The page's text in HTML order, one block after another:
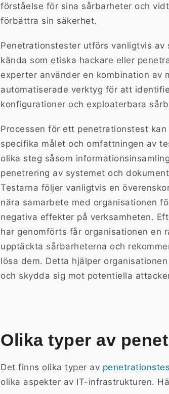
förståelse för sina sårbarheter och
förbättra sin säkerhet.
Penetrationstester utförs vanligtvis av
kända som etiska hackare eller
experter använder en kombination av
automatiserade verktyg för att
konfigurationer och exploaterbara
Processen för ett penetrationstest
specifika målet och omfattningen av
olika steg såsom
penetrering av systemet och
Testarna följer vanligtvis en
nära samarbete med organisationen
negativa effekter på verksamheten.
har genomförts får organisationen en
upptäckta sårbarheterna och
lösa dem. Detta hjälper
och skydda sig mot potentiella
Olika typer av
Det finns olika typer av
olika aspekter av IT-infrastrukturen.